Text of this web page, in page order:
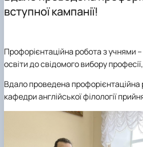
Міжнародна діяльність
Профорієнтаційна робота
вступної кампанії!
Профорієнтаційна робота з учнями
освіти до свідомого вибору
Вдало проведена профорієнтаційна
кафедри англійської філології